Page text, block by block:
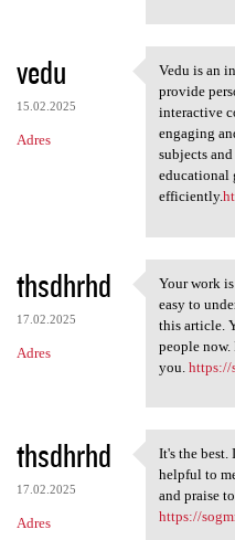
vedu
15.02.2025
Adres
Vedu is
Vedu is an
provide
interactive
engaging
subjects
educational
efficiently.
thsdhrhd
17.02.2025
Adres
Your
Your work
easy to
this article.
people
you.
thsdhrhd
17.02.2025
Adres
It's the
It's the
helpful to
and praise
https://